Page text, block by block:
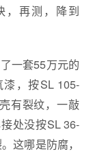
，再测，降到
一套55万元的
，按SL 105-
有裂纹，一敲
处没按SL 36-
这哪是防腐，